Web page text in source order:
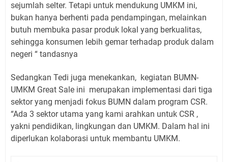
sejumlah selter. Tetapi untuk mendukung UMKM ini,
bukan hanya berhenti pada pendampingan, melainkan
butuh membuka pasar produk lokal yang berkualitas,
sehingga konsumen lebih gemar terhadap produk dalam
negeri “ tandasnya
Sedangkan Tedi juga menekankan, kegiatan BUMN-
UMKM Great Sale ini merupakan implementasi dari tiga
sektor yang menjadi fokus BUMN dalam program CSR.
“Ada 3 sektor utama yang kami arahkan untuk CSR ,
yakni pendidikan, lingkungan dan UMKM. Dalam hal ini
diperlukan kolaborasi untuk membantu UMKM.